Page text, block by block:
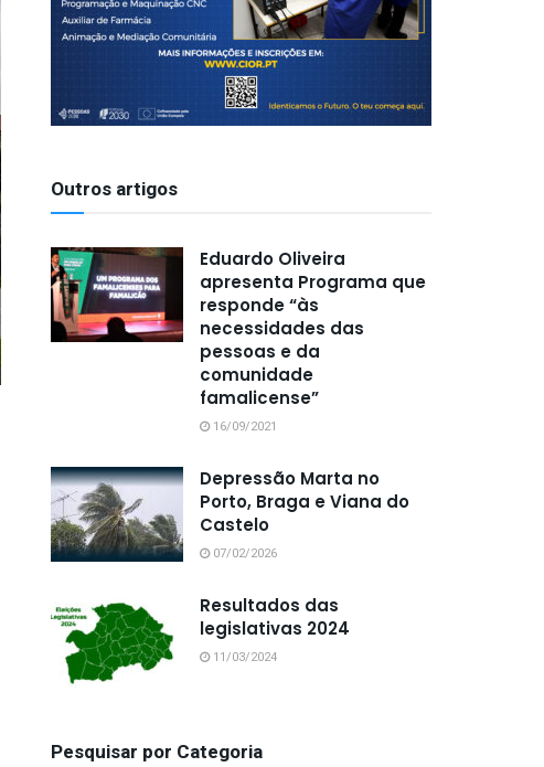
Outros artigos
Eduardo Oliveira
apresenta Programa que
responde “às
necessidades das
pessoas e da
comunidade
famalicense”
16/09/2021
Depressão Marta no
Porto, Braga e Viana do
Castelo
07/02/2026
Resultados das
legislativas 2024
11/03/2024
Pesquisar por Categoria